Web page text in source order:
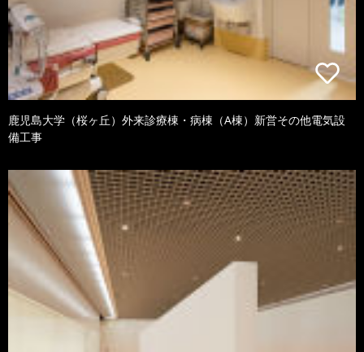
鹿児島大学（桜ヶ丘）外来診療棟・病棟（A棟）新営その他電気設
備工事